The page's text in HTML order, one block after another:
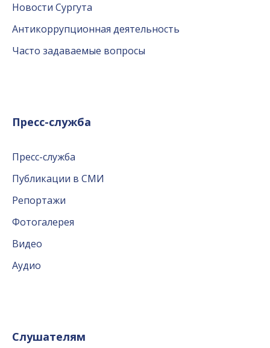
Новости Сургута
Антикоррупционная деятельность
Часто задаваемые вопросы
Пресс-служба
Пресс-служба
Публикации в СМИ
Репортажи
Фотогалерея
Видео
Аудио
Слушателям